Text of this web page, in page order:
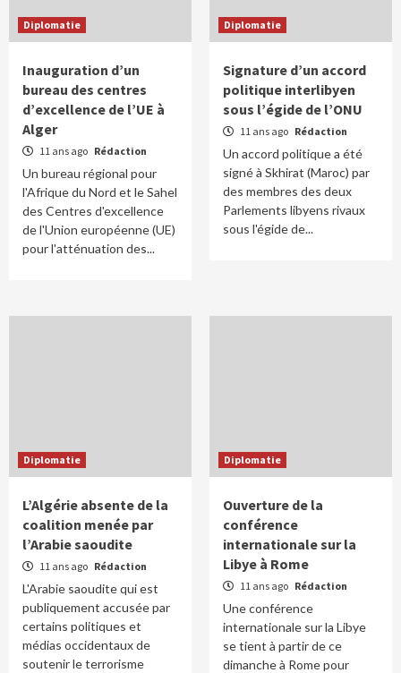
Diplomatie
Inauguration d’un
bureau des centres
d’excellence de l’UE à
Alger
11 ans ago Rédaction
Un bureau régional pour
l'Afrique du Nord et le Sahel
des Centres d'excellence
de l'Union européenne (UE)
pour l'atténuation des...
Diplomatie
Signature d’un accord
politique interlibyen
sous l’égide de l’ONU
11 ans ago Rédaction
Un accord politique a été
signé à Skhirat (Maroc) par
des membres des deux
Parlements libyens rivaux
sous l'égide de...
Diplomatie
L’Algérie absente de la
coalition menée par
l’Arabie saoudite
11 ans ago Rédaction
L'Arabie saoudite qui est
publiquement accusée par
certains politiques et
médias occidentaux de
soutenir le terrorisme
Diplomatie
Ouverture de la
conférence
internationale sur la
Libye à Rome
11 ans ago Rédaction
Une conférence
internationale sur la Libye
se tient à partir de ce
dimanche à Rome pour